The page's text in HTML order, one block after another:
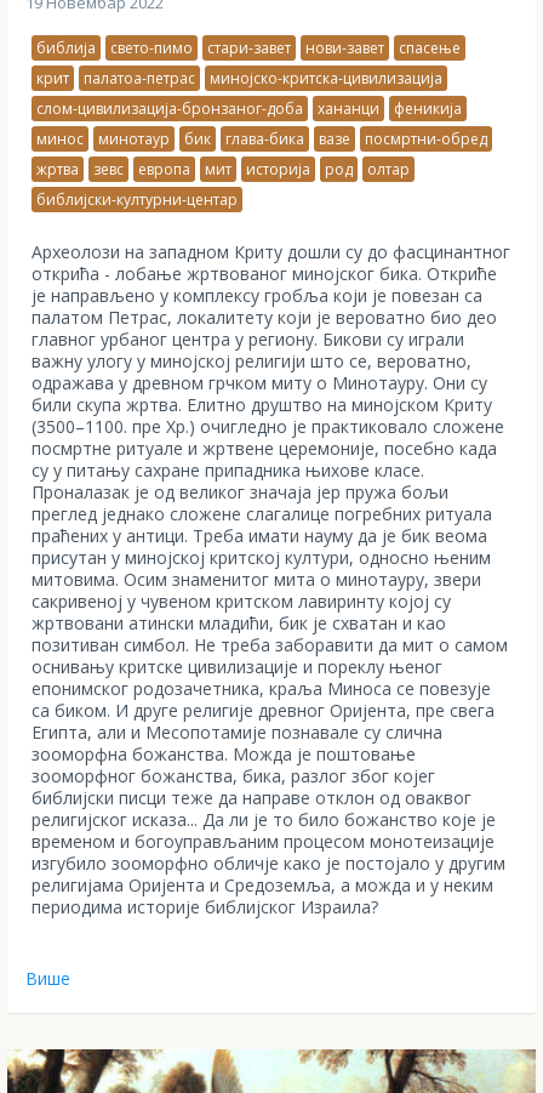
библија свето-пимо стари-завет нови-завет
спасење
крит
палатоа-петрас
минојско-критска-цивилизација
слом-цивилизација-бронзаног-доба
хананци
феникија
минос
минотаур бик глава-бика вазе
посмртни-обред
жртва
зевс европа мит историја род
олтар
библијски-културни-центар
Археолози на западном Криту дошли су до фасцинантног
открића - лобање жртвованог минојског бика. Откриће
је направљено у комплексу гробља који је повезан са
палатом Петрас, локалитету који је вероватно био део
главног урбаног центра у региону. Бикови су играли
важну улогу у минојској религији што се, вероватно,
одражава у древном грчком миту о Минотауру. Они су
били скупа жртва. Елитно друштво на минојском Криту
(3500–1100. пре Хр.) очигледно је практиковало сложене
посмртне ритуале и жртвене церемоније, посебно када
су у питању сахране припадника њихове класе.
Проналазак је од великог значаја јер пружа бољи
преглед једнако сложене слагалице погребних ритуала
праћених у антици. Треба имати науму да је бик веома
присутан у минојској критској култури, односно њеним
митовима. Осим знаменитог мита о минотауру, звери
сакривеној у чувеном критском лавиринту којој су
жртвовани атински младићи, бик је схватан и као
позитиван симбол. Не треба заборавити да мит о самом
оснивању критске цивилизације и пореклу њеног
епонимског родозачетника, краља Миноса се повезује
са биком. И друге религије древног Оријента, пре свега
Египта, али и Месопотамије познавале су слична
зооморфна божанства. Можда је поштовање
зооморфног божанства, бика, разлог због којег
библијски писци теже да направе отклон од оваквог
религијског исказа... Да ли је то било божанство које је
временом и богоуправљаним процесом монотеизације
изгубило зооморфно обличје како је постојало у другим
религијама Оријента и Средоземља, а можда и у неким
периодима историје библијског Израила?
Више